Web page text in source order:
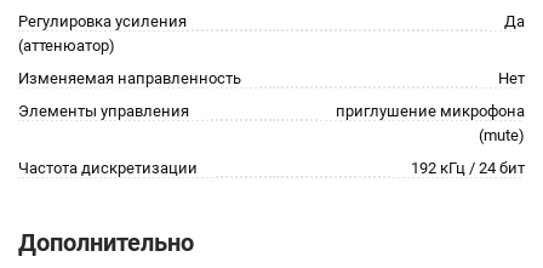
Регулировка усиления
(аттенюатор)
Да
Изменяемая направленность
Нет
Элементы управления
приглушение микрофона
(mute)
Частота дискретизации
192 кГц / 24 бит
Дополнительно